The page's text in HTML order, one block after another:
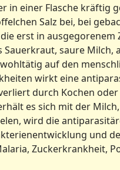
in einer Flasche kräftig
Salz bei, bei
erst in
saure Milch,
auf den
wirkt eine
durch Kochen
es sich mit der
wird die
und
Zuckerkrankheit,